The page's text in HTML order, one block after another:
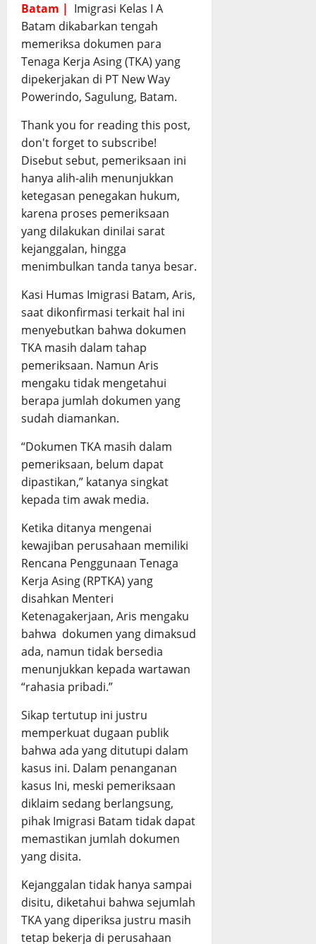
Batam | Imigrasi Kelas I A
Batam dikabarkan tengah
memeriksa dokumen para
Tenaga Kerja Asing (TKA) yang
dipekerjakan di PT New Way
Powerindo, Sagulung, Batam.
Thank you for reading this post,
don't forget to subscribe!
Disebut sebut, pemeriksaan ini
hanya alih-alih menunjukkan
ketegasan penegakan hukum,
karena proses pemeriksaan
yang dilakukan dinilai sarat
kejanggalan, hingga
menimbulkan tanda tanya besar.
Kasi Humas Imigrasi Batam, Aris,
saat dikonfirmasi terkait hal ini
menyebutkan bahwa dokumen
TKA masih dalam tahap
pemeriksaan. Namun Aris
mengaku tidak mengetahui
berapa jumlah dokumen yang
sudah diamankan.
“Dokumen TKA masih dalam
pemeriksaan, belum dapat
dipastikan,” katanya singkat
kepada tim awak media.
Ketika ditanya mengenai
kewajiban perusahaan memiliki
Rencana Penggunaan Tenaga
Kerja Asing (RPTKA) yang
disahkan Menteri
Ketenagakerjaan, Aris mengaku
bahwa dokumen yang dimaksud
ada, namun tidak bersedia
menunjukkan kepada wartawan
“rahasia pribadi.”
Sikap tertutup ini justru
memperkuat dugaan publik
bahwa ada yang ditutupi dalam
kasus ini. Dalam penanganan
kasus Ini, meski pemeriksaan
diklaim sedang berlangsung,
pihak Imigrasi Batam tidak dapat
memastikan jumlah dokumen
yang disita.
Kejanggalan tidak hanya sampai
disitu, diketahui bahwa sejumlah
TKA yang diperiksa justru masih
tetap bekerja di perusahaan